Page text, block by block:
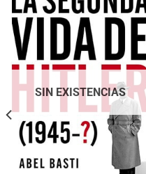
SIN EXISTENCIAS